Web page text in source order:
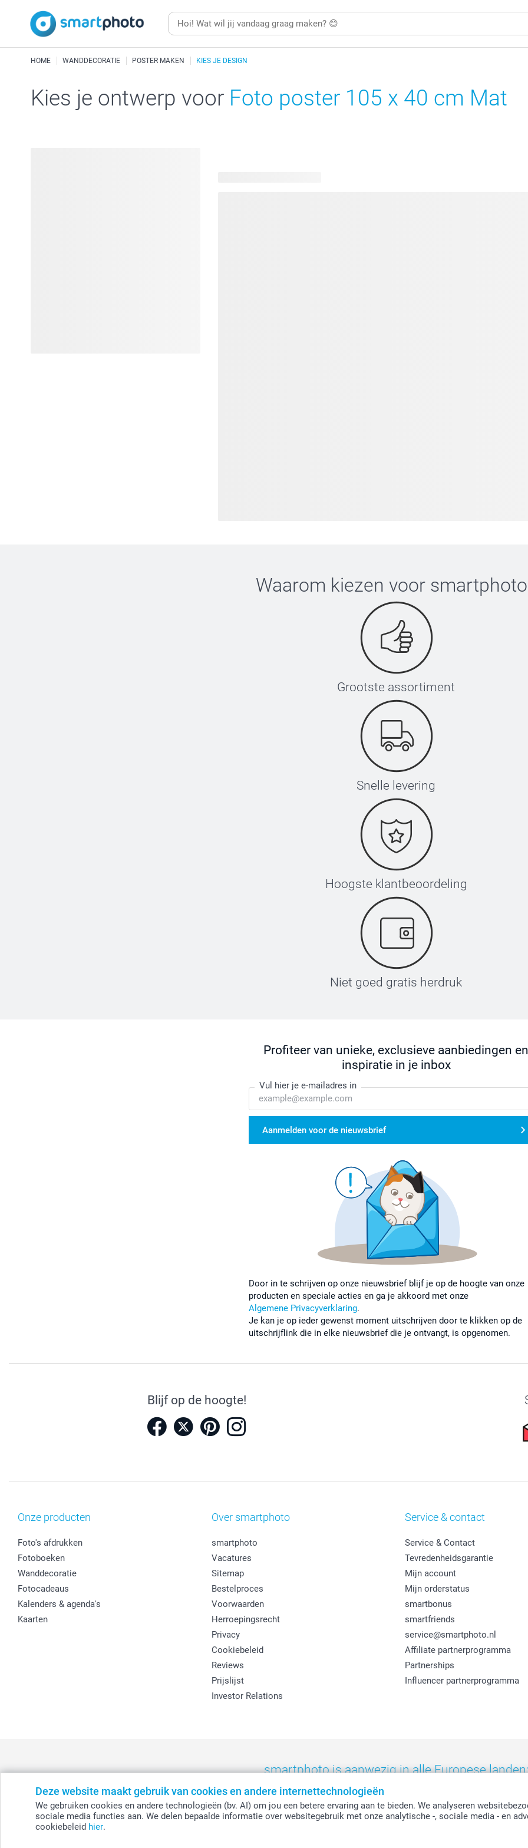
Deze website maakt gebruik van cookies en andere internettechnologieën
We gebruiken cookies en andere technologieën (bv. AI) om jou een betere ervaring aan te bieden. We analyseren
sociale media functies aan. We delen bepaalde informatie over websitegebruik met onze analytische -, sociale media - en
cookiebeleid hier.
HOME WANDDECORATIE POSTER MAKEN KIES JE DESIGN
Kies je ontwerp voor Foto poster 105 x 40 cm Mat
Waarom kiezen voor smartphoto
Grootste assortiment
Snelle levering
Hoogste klantbeoordeling
Niet goed gratis herdruk
Profiteer van unieke, exclusieve aanbiedingen en
inspiratie in je inbox
Vul hier je e-mailadres in
Aanmelden voor de nieuwsbrief
Door in te schrijven op onze nieuwsbrief blijf je op de hoogte van onze
producten en speciale acties en ga je akkoord met onze
Algemene Privacyverklaring.
Je kan je op ieder gewenst moment uitschrijven door te klikken op de
uitschrijflink die in elke nieuwsbrief die je ontvangt, is opgenomen.
Blijf op de hoogte!
Onze producten
Foto's afdrukken
Fotoboeken
Wanddecoratie
Fotocadeaus
Kalenders & agenda's
Kaarten
Over smartphoto
smartphoto
Vacatures
Sitemap
Bestelproces
Voorwaarden
Herroepingsrecht
Privacy
Cookiebeleid
Reviews
Prijslijst
Investor Relations
Service & contact
Service & Contact
Tevredenheidsgarantie
Mijn account
Mijn orderstatus
smartbonus
smartfriends
service@smartphoto.nl
Affiliate partnerprogramma
Partnerships
Influencer partnerprogramma
smartphoto is aanwezig in alle Europese landen:
België - Belgique - Danmark - Deutschland - France - Ireland - Nederland - Norge - Österreich